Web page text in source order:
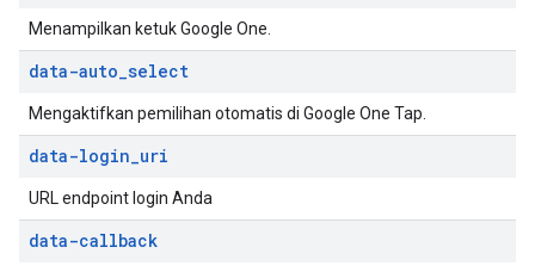
Menampilkan ketuk Google One.
data-auto_select
Mengaktifkan pemilihan otomatis di Google One Tap.
data-login_uri
URL endpoint login Anda
data-callback